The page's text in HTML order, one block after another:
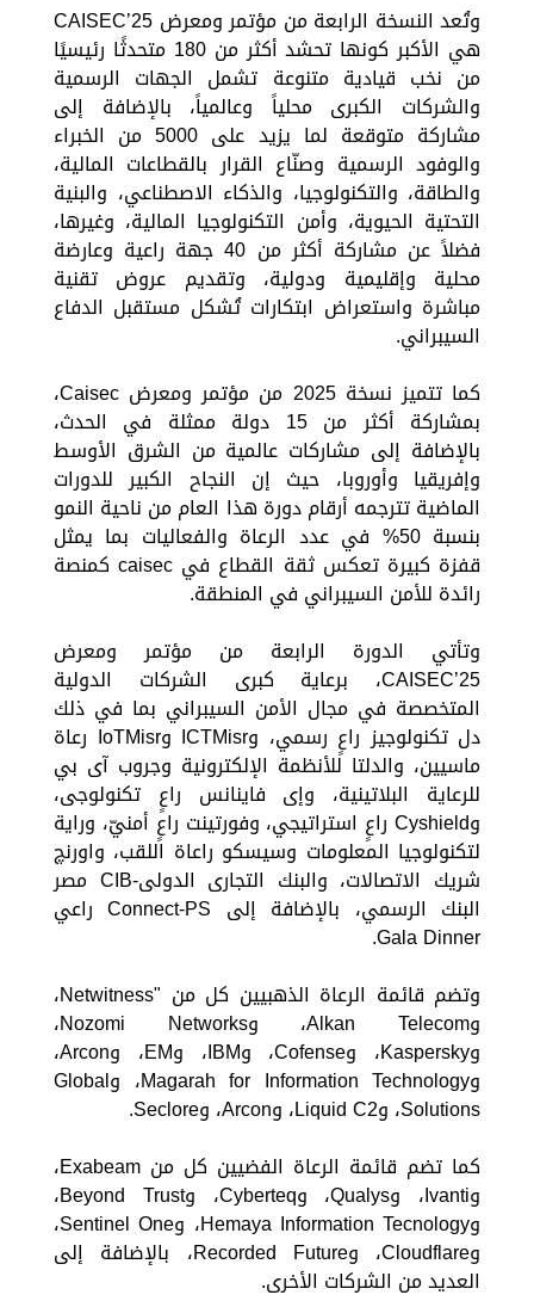
وتُعد النسخة الرابعة من مؤتمر ومعرض CAISEC’25
هي الأكبر كونها تحشد أكثر من 180 متحدثًا رئيسيًا
من نخب قيادية متنوعة تشمل الجهات الرسمية
والشركات الكبرى محلياً وعالمياً، بالإضافة إلى
مشاركة متوقعة لما يزيد على 5000 من الخبراء
والوفود الرسمية وصنّاع القرار بالقطاعات المالية،
والطاقة، والتكنولوجيا، والذكاء الاصطناعي، والبنية
التحتية الحيوية، وأمن التكنولوجيا المالية، وغيرها،
فضلاً عن مشاركة أكثر من 40 جهة راعية وعارضة
محلية وإقليمية ودولية، وتقديم عروض تقنية
مباشرة واستعراض ابتكارات تُشكل مستقبل الدفاع
السيبراني.
كما تتميز نسخة 2025 من مؤتمر ومعرض Caisec،
بمشاركة أكثر من 15 دولة ممثلة في الحدث،
بالإضافة إلى مشاركات عالمية من الشرق الأوسط
وإفريقيا وأوروبا، حيث إن النجاح الكبير للدورات
الماضية تترجمه أرقام دورة هذا العام من ناحية النمو
بنسبة 50% في عدد الرعاة والفعاليات بما يمثل
قفزة كبيرة تعكس ثقة القطاع في caisec كمنصة
رائدة للأمن السيبراني في المنطقة.
وتأتي الدورة الرابعة من مؤتمر ومعرض
CAISEC’25، برعاية كبرى الشركات الدولية
المتخصصة في مجال الأمن السيبراني بما في ذلك
دل تكنولوجيز راعٍ رسمي، وICTMisr وIoTMisr رعاة
ماسيين، والدلتا للأنظمة الإلكترونية وجروب آى بي
للرعاية البلاتينية، وإى فاينانس راعٍ تكنولوجى،
وCyshield راعٍ استراتيجي، وفورتينت راعٍ أمنيّ، وراية
لتكنولوجيا المعلومات وسيسكو راعاة اللقب، واورنچ
شريك الاتصالات، والبنك التجارى الدولى-CIB مصر
البنك الرسمي، بالإضافة إلى Connect-PS راعي
Gala Dinner.
وتضم قائمة الرعاة الذهبيين كل من "Netwitness،
وAlkan Telecom، وNozomi Networks،
وKaspersky، وCofense، وIBM، وEM، وArcon،
وMagarah for Information Technology، وGlobal
Solutions، وLiquid C2، وArcon، وSeclore.
كما تضم قائمة الرعاة الفضيين كل من Exabeam،
وIvanti، وQualys، وCyberteq، وBeyond Trust،
وHemaya Information Tecnology، وSentinel One،
وCloudflare، وRecorded Future، بالإضافة إلى
العديد من الشركات الأخرى.